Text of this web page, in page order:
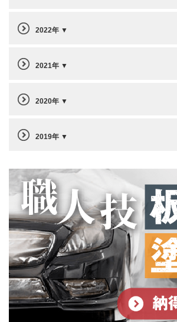
2022年
2021年
2020年
2019年